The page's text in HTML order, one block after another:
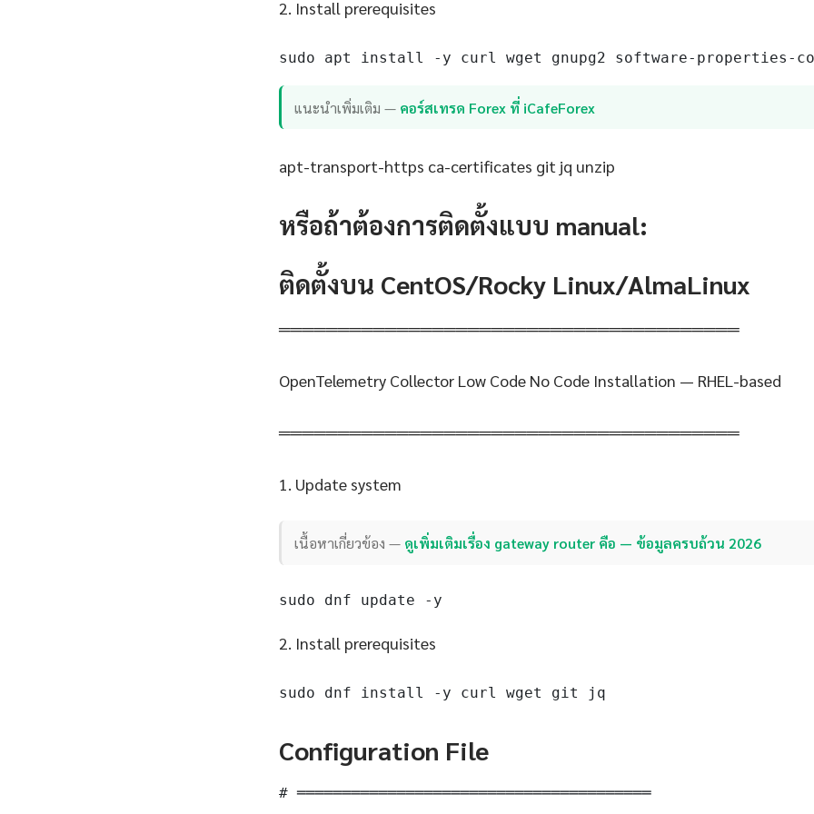
2. Install prerequisites
sudo apt install -y curl wget gnupg2 software-properties-
แนะนำเพิ่มเติม — คอร์สเทรด Forex ที่ iCafeForex
apt-transport-https ca-certificates git jq unzip
หรือถ้าต้องการติดตั้งแบบ manual:
ติดตั้งบน CentOS/Rocky Linux/AlmaLinux
═══════════════════════════════════════
OpenTelemetry Collector Low Code No Code Installation — RHEL-based
═══════════════════════════════════════
1. Update system
เนื้อหาเกี่ยวข้อง — ดูเพิ่มเติมเรื่อง gateway router คือ — ข้อมูลครบถ้วน 2026
sudo dnf update -y
2. Install prerequisites
sudo dnf install -y curl wget git jq
Configuration File
# ═══════════════════════════════════════